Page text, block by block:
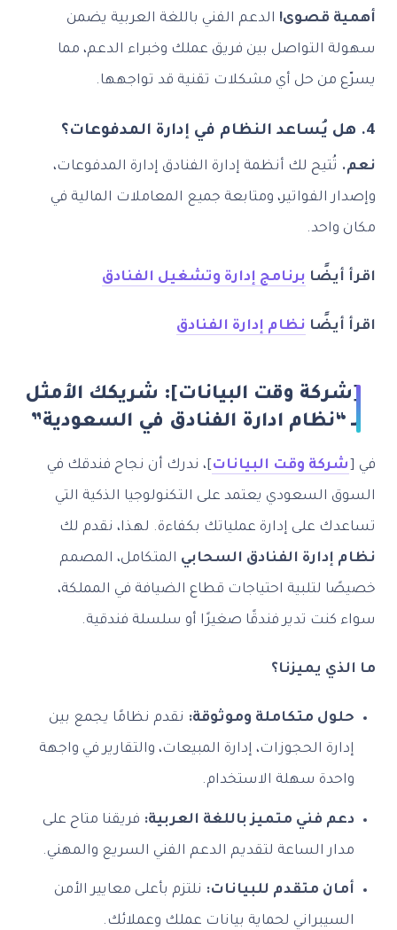
أهمية قصوى! الدعم الفني باللغة العربية يضمن
سهولة التواصل بين فريق عملك وخبراء الدعم، مما
يسرّع من حل أي مشكلات تقنية قد تواجهها.
4. هل يُساعد النظام في إدارة المدفوعات؟
نعم. تُتيح لك أنظمة إدارة الفنادق إدارة المدفوعات،
وإصدار الفواتير، ومتابعة جميع المعاملات المالية في
مكان واحد.
اقرأ أيضًا برنامج إدارة وتشغيل الفنادق
اقرأ أيضًا نظام إدارة الفنادق
[شركة وقت البيانات]: شريكك الأمثل
لـ “نظام ادارة الفنادق في السعودية”
في [شركة وقت البيانات]، ندرك أن نجاح فندقك في
السوق السعودي يعتمد على التكنولوجيا الذكية التي
تساعدك على إدارة عملياتك بكفاءة. لهذا، نقدم لك
نظام إدارة الفنادق السحابي المتكامل، المصمم
خصيصًا لتلبية احتياجات قطاع الضيافة في المملكة،
سواء كنت تدير فندقًا صغيرًا أو سلسلة فندقية.
ما الذي يميزنا؟
حلول متكاملة وموثوقة: نقدم نظامًا يجمع بين
إدارة الحجوزات، إدارة المبيعات، والتقارير في واجهة
واحدة سهلة الاستخدام.
دعم فني متميز باللغة العربية: فريقنا متاح على
مدار الساعة لتقديم الدعم الفني السريع والمهني.
أمان متقدم للبيانات: نلتزم بأعلى معايير الأمن
السيبراني لحماية بيانات عملك وعملائك.